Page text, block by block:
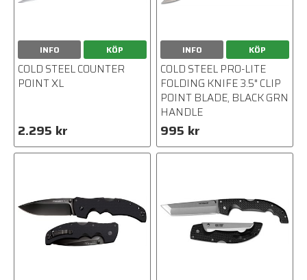
INFO KÖP
COLD STEEL COUNTER
POINT XL
2.295 kr
INFO KÖP
COLD STEEL PRO-LITE
FOLDING KNIFE 3.5" CLIP
POINT BLADE, BLACK GRN
HANDLE
995 kr